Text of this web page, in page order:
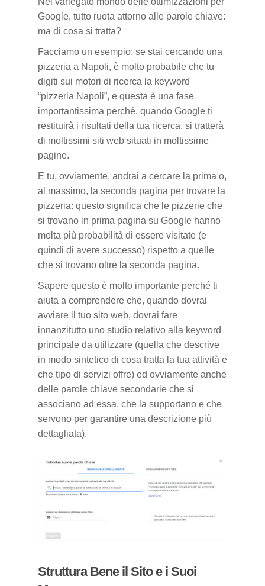
Google, tutto ruota attorno alle parole chiave:
ma di cosa si tratta?
Facciamo un esempio: se stai cercando una
pizzeria a Napoli, è molto probabile che tu
digiti sui motori di ricerca la keyword
“pizzeria Napoli”, e questa è una fase
importantissima perché, quando Google ti
restituirà i risultati della tua ricerca, si tratterà
di moltissimi siti web situati in moltissime
pagine.
E tu, ovviamente, andrai a cercare la prima o,
al massimo, la seconda pagina per trovare la
pizzeria: questo significa che le pizzerie che
si trovano in prima pagina su Google hanno
molta più probabilità di essere visitate (e
quindi di avere successo) rispetto a quelle
che si trovano oltre la seconda pagina.
Sapere questo è molto importante perché ti
aiuta a comprendere che, quando dovrai
avviare il tuo sito web, dovrai fare
innanzitutto uno studio relativo alla keyword
principale da utilizzare (quella che descrive
in modo sintetico di cosa tratta la tua attività e
che tipo di servizi offre) ed ovviamente anche
delle parole chiave secondarie che si
associano ad essa, che la supportano e che
servono per garantire una descrizione più
dettagliata).
Struttura Bene il Sito e i Suoi